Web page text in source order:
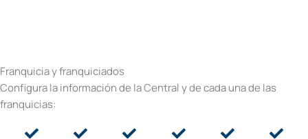
Franquicia y franquiciados
Configura la información de la Central y de cada una de las
franquicias: